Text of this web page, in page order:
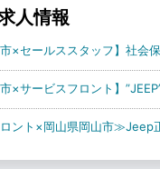
人情報
市×セールススタッフ】社会
市×サービスフロント】
ント×岡山県岡山市≫Jeep